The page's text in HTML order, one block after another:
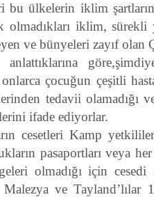
bu ülkelerin iklim
olmadıkları iklim, sürekli
ve bünyeleri zayıf olan
çocuğun çeşitli
tedavii olamadığı
ifade ediyorlar.
cesetleri Kamp
pasaportları veya
olmadığı için
Malezya ve